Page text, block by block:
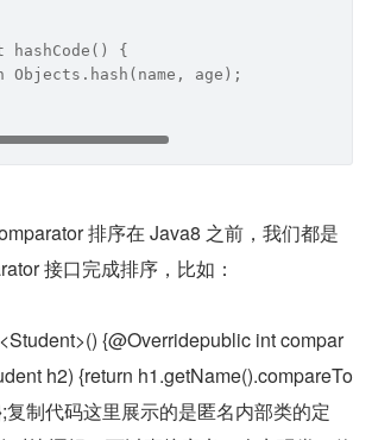
{
Objects.hash(name, age);
排序在 Java8 之前，我们都是
接口完成排序，比如：
{@Overridepublic int compar
h2) {return h1.getName().compareTo
复制代码这里展示的是匿名内部类的定